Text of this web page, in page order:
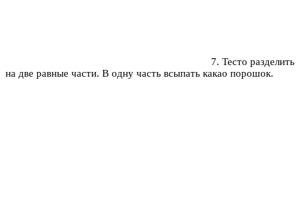
7. Тесто разделить
на две равные части. В одну часть всыпать какао порошок.